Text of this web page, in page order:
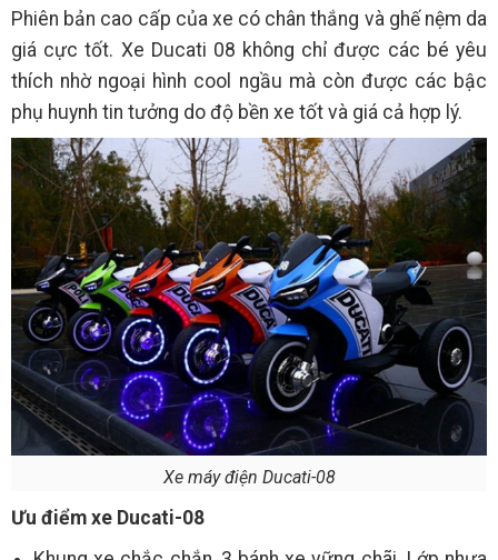
Phiên bản cao cấp của xe có chân thắng và ghế nệm da
giá cực tốt. Xe Ducati 08 không chỉ được các bé yêu
thích nhờ ngoại hình cool ngầu mà còn được các bậc
phụ huynh tin tưởng do độ bền xe tốt và giá cả hợp lý.
Xe máy điện Ducati-08
Ưu điểm xe Ducati-08